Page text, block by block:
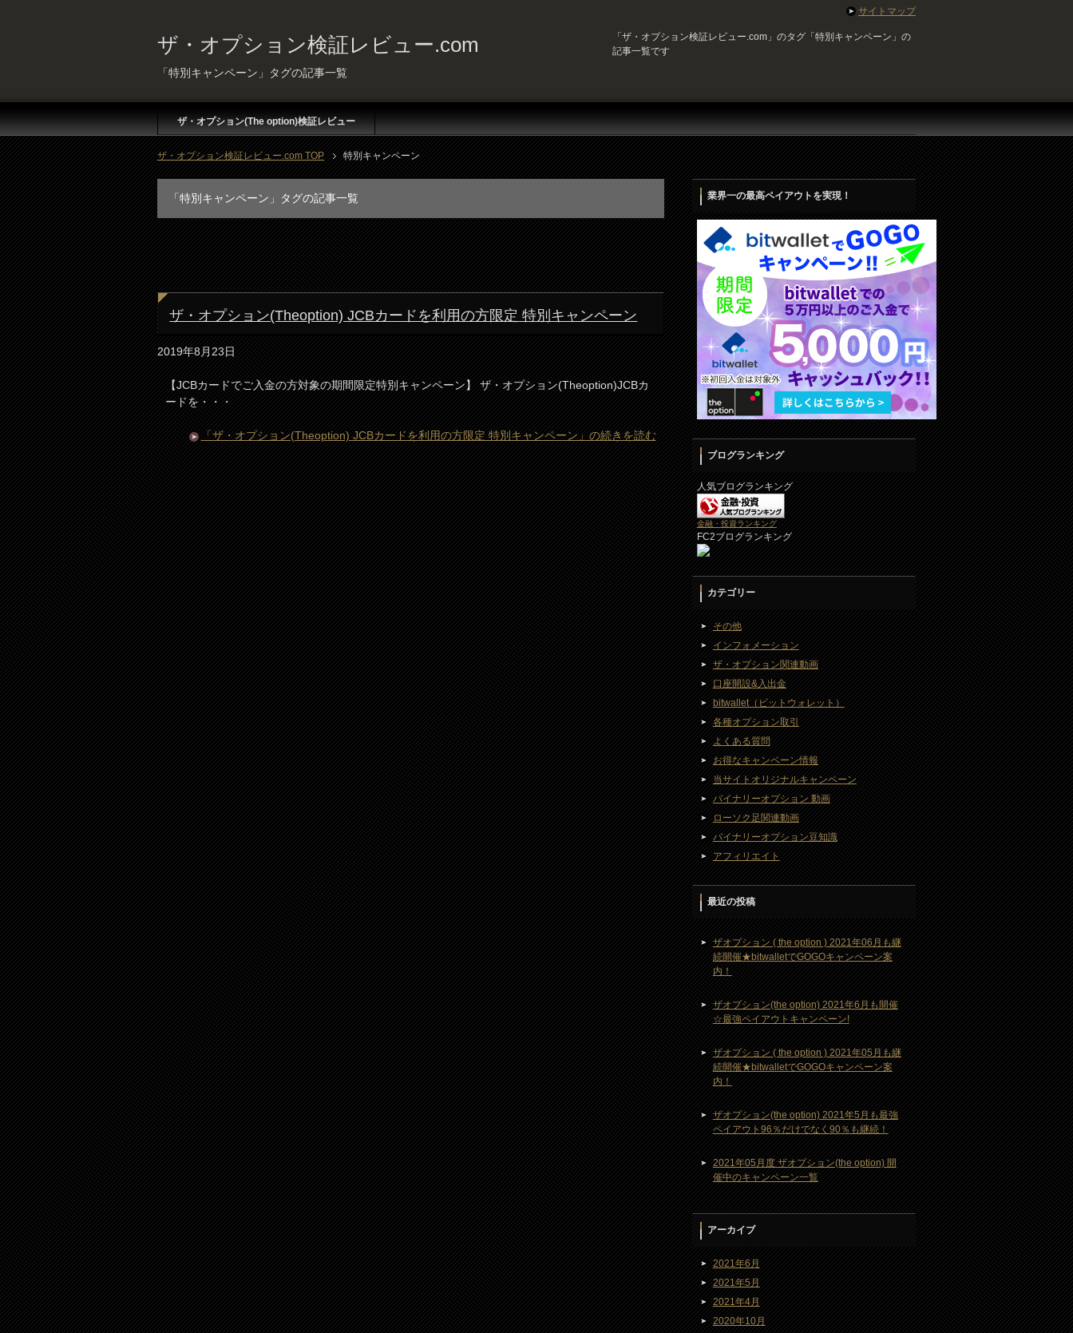
ザ・オプション検証レビュー.com
「特別キャンペーン」タグの記事一覧
「ザ・オプション検証レビュー.com」のタグ「特別キャンペーン」の
記事一覧です
ザ・オプション(The option)検証レビュー
ザ・オプション検証レビュー.com TOP 特別キャンペーン
「特別キャンペーン」タグの記事一覧
ザ・オプション(Theoption) JCBカードを利用の方限定 特別キャンペーン
2019年8月23日
【JCBカードでご入金の方対象の期間限定特別キャンペーン】 ザ・オプション(Theoption)JCBカ
ードを・・・
「ザ・オプション(Theoption) JCBカードを利用の方限定 特別キャンペーン」の続きを読む
業界一の最高ペイアウトを実現！
ブログランキング
人気ブログランキング
金融・投資ランキング
FC2ブログランキング
カテゴリー
その他
インフォメーション
ザ・オプション関連動画
口座開設&入出金
bitwallet（ビットウォレット）
各種オプション取引
よくある質問
お得なキャンペーン情報
当サイトオリジナルキャンペーン
バイナリーオプション 動画
ローソク足関連動画
バイナリーオプション豆知識
アフィリエイト
最近の投稿
ザオプション ( the option ) 2021年06月も継
続開催★bitwalletでGOGOキャンペーン案
内！
ザオプション(the option) 2021年6月も開催
☆最強ペイアウトキャンペーン!
ザオプション ( the option ) 2021年05月も継
続開催★bitwalletでGOGOキャンペーン案
内！
ザオプション(the option) 2021年5月も最強
ペイアウト96％だけでなく90％も継続！
2021年05月度 ザオプション(the option) 開
催中のキャンペーン一覧
アーカイブ
2021年6月
2021年5月
2021年4月
2020年10月
サイトマップ